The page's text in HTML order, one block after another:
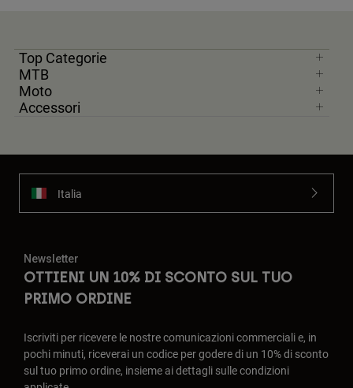
Top Categorie
MTB
Moto
Accessori
Italia
Newsletter
OTTIENI UN 10% DI SCONTO SUL TUO
PRIMO ORDINE
Iscriviti per ricevere le nostre comunicazioni commerciali e, in
pochi minuti, riceverai un codice per godere di un 10% di sconto
sul tuo primo ordine, insieme ai dettagli sulle condizioni